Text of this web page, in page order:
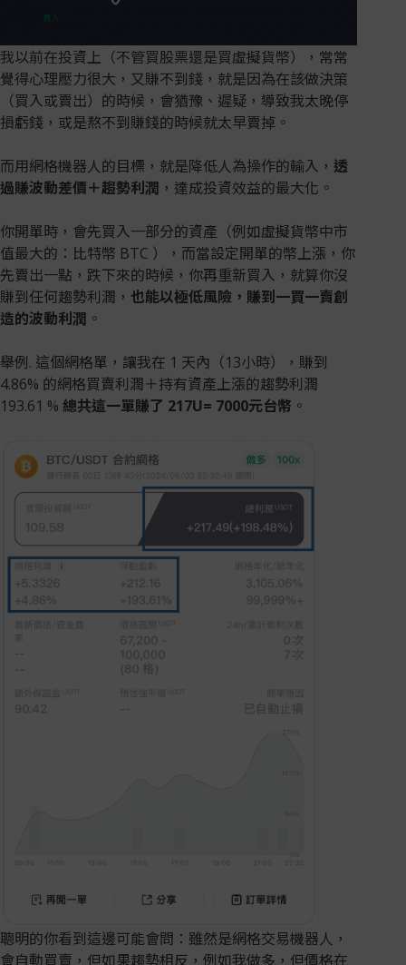
我以前在投資上（不管買股票還是買虛擬貨幣），常常
覺得心理壓力很大，又賺不到錢，就是因為在該做決策
（買入或賣出）的時候，會猶豫、遲疑，導致我太晚停
損虧錢，或是熬不到賺錢的時候就太早賣掉。
而用網格機器人的目標，就是降低人為操作的輸入， 透
過賺波動差價＋趨勢利潤 ，達成投資效益的最大化。
你開單時，會先買入一部分的資產（例如虛擬貨幣中市
值最大的：比特幣 BTC ），而當設定開單的幣上漲，你
先賣出一點，跌下來的時候，你再重新買入，就算你沒
賺到任何趨勢利潤， 也能以極低風險，賺到一買一賣創
造的波動利潤 。
舉例. 這個網格單，讓我在 1 天內（13小時），賺到
4.86% 的網格買賣利潤＋持有資產上漲的趨勢利潤
193.61 % 總共這一單賺了 217U= 7000元台幣 。
聰明的你看到這邊可能會問：雖然是網格交易機器人，
會自動買賣，但如果趨勢相反，例如我做多，但價格在